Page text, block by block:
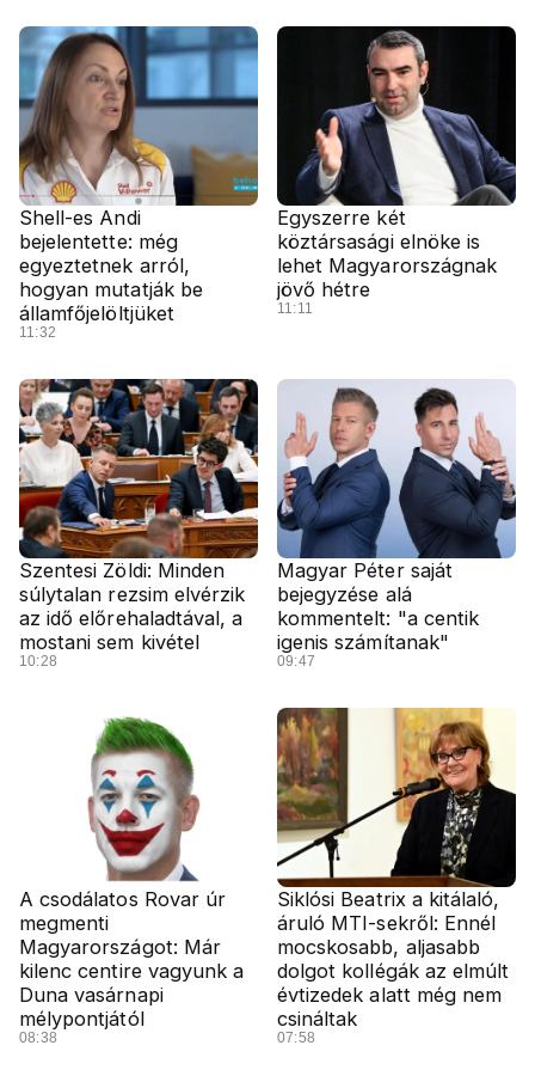
Shell-es Andi
bejelentette: még
egyeztetnek arról,
hogyan mutatják be
államfőjelöltjüket
11:32
Egyszerre két
köztársasági elnöke is
lehet Magyarországnak
jövő hétre
11:11
Szentesi Zöldi: Minden
súlytalan rezsim elvérzik
az idő előrehaladtával, a
mostani sem kivétel
10:28
Magyar Péter saját
bejegyzése alá
kommentelt: "a centik
igenis számítanak"
09:47
A csodálatos Rovar úr
megmenti
Magyarországot: Már
kilenc centire vagyunk a
Duna vasárnapi
mélypontjától
08:38
Siklósi Beatrix a kitálaló,
áruló MTI-sekről: Ennél
mocskosabb, aljasabb
dolgot kollégák az elmúlt
évtizedek alatt még nem
csináltak
07:58